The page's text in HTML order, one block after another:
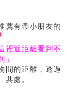
薦有帶小朋友的
裡近距離看到不
」
間的距離，透過
共處。